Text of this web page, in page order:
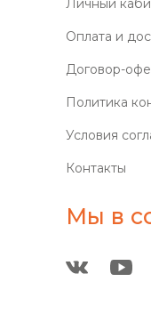
Личный
Оплата и
Договор-
Политика
Условия
Контакты
Мы в